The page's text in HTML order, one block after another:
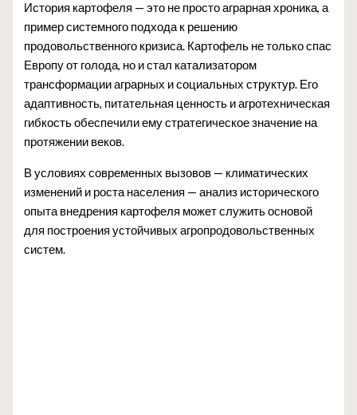
История картофеля — это не просто аграрная хроника, а
пример системного подхода к решению
продовольственного кризиса. Картофель не только спас
Европу от голода, но и стал катализатором
трансформации аграрных и социальных структур. Его
адаптивность, питательная ценность и агротехническая
гибкость обеспечили ему стратегическое значение на
протяжении веков.
В условиях современных вызовов — климатических
изменений и роста населения — анализ исторического
опыта внедрения картофеля может служить основой
для построения устойчивых агропродовольственных
систем.